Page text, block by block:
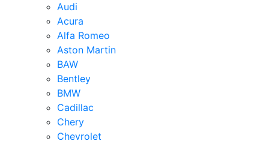
Audi
Acura
Alfa Romeo
Aston Martin
BAW
Bentley
BMW
Cadillac
Chery
Chevrolet